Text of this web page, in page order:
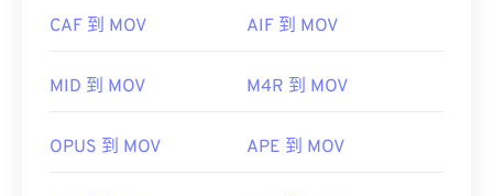
戏相关。Apple 并未开发这些技术，因此它们无法在
开发者：
首次发行： 2001年
CAF 到 MOV AIF 到 MOV
MID 到 MOV M4R 到 MOV
OPUS 到 MOV APE 到 MOV